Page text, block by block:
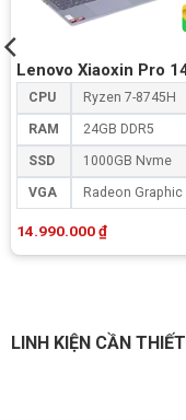
Lenovo Xiaoxin Pro
CPU Ryzen 7-8745H
RAM 24GB DDR5
SSD 1000GB Nvme
VGA Radeon Graphic
14.990.000₫
LINH KIỆN CẦN THIẾT